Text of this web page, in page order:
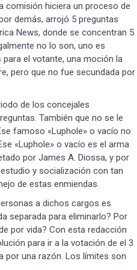
comisión hiciera un proceso de
demás, arrojó 5 preguntas
News, donde se concentran 5
no lo son, uno es
el votante, una moción la
pero que no fue secundada por
de los concejales
También que no se le
famoso «Luphole» o vacío no
«Luphole» o vacío es el arma
por James A. Diossa, y por
y socialización con tan
de estas enmiendas.
a dichos cargos es
separada para eliminarlo? Por
por vida? Con esta redacción
para ir a la votación de el 3
por una razón. Los límites son